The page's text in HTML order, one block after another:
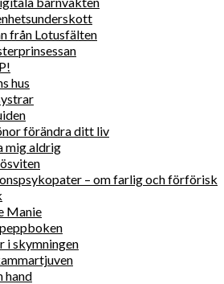
från Lotusfälten
hus
förändra ditt liv
mig aldrig
– om farlig och förförisk
Manie
i skymningen
hand